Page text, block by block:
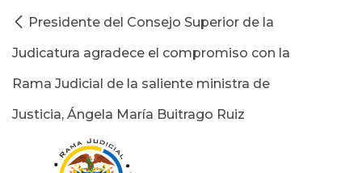
Presidente del Consejo Superior de la
Judicatura agradece el compromiso con la
Rama Judicial de la saliente ministra de
Justicia, Ángela María Buitrago Ruiz